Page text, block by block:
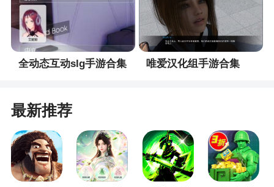
金币不断的增加，就要看玩家对游戏的认识了，玩
家有一定的资本之后，也可以开一个属于自己的公
司，让自己的金币不断的提升
全动态互动slg手游合集 唯爱汉化组手游合集
最新推荐